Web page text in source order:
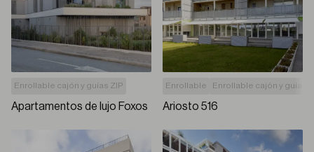
Enrollable cajón y guías ZIP
Apartamentos de lujo Foxos
Enrollable Enrollable cajón y guías
Ariosto 516